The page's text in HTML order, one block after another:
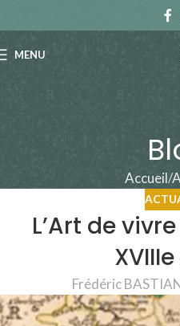
MENU
Accueil
L’Art de
Frédéric